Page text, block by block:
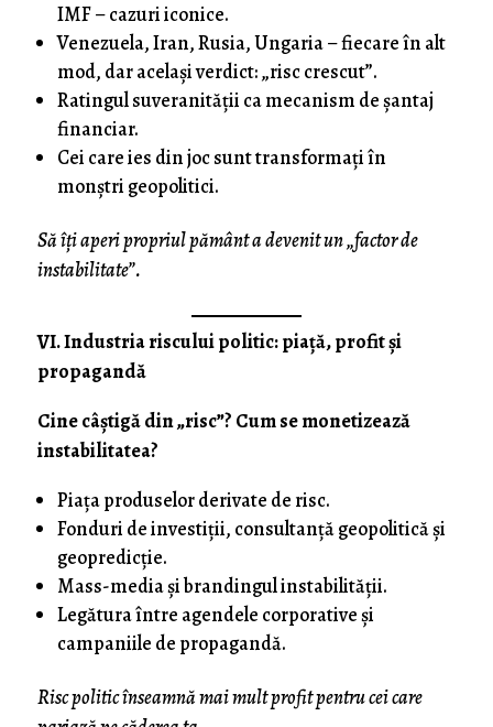
IMF – cazuri iconice.
Venezuela, Iran, Rusia, Ungaria – fiecare în alt
mod, dar același verdict: „risc crescut”.
Ratingul suveranității ca mecanism de șantaj
financiar.
Cei care ies din joc sunt transformați în
monștri geopolitici.
Să îți aperi propriul pământ a devenit un „factor de
instabilitate”.
VI. Industria riscului politic: piață, profit și
propagandă
Cine câștigă din „risc”? Cum se monetizează
instabilitatea?
Piața produselor derivate de risc.
Fonduri de investiții, consultanță geopolitică și
geopredicție.
Mass-media și brandingul instabilității.
Legătura între agendele corporative și
campaniile de propagandă.
Risc politic înseamnă mai mult profit pentru cei care